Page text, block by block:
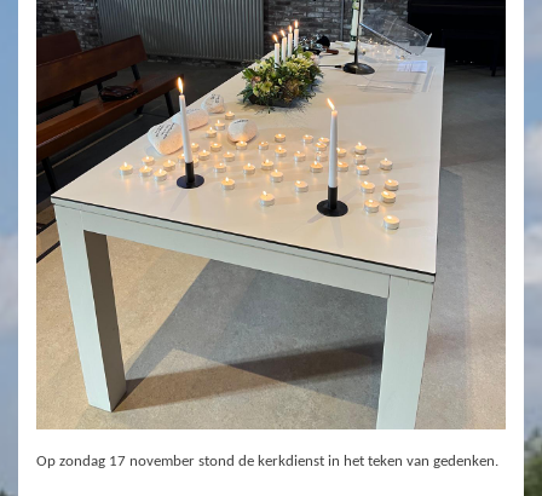
Op zondag 17 november stond de kerkdienst in het teken van gedenken.